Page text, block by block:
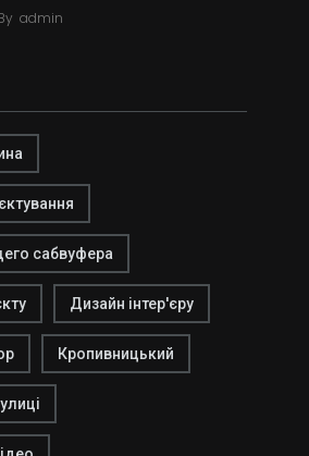
admin
сабвуфера
Дизайн інтер'єру
Кропивницький